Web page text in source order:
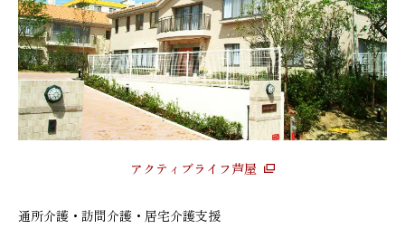
アクティブライフ芦屋
通所介護・訪問介護・居宅介護支援